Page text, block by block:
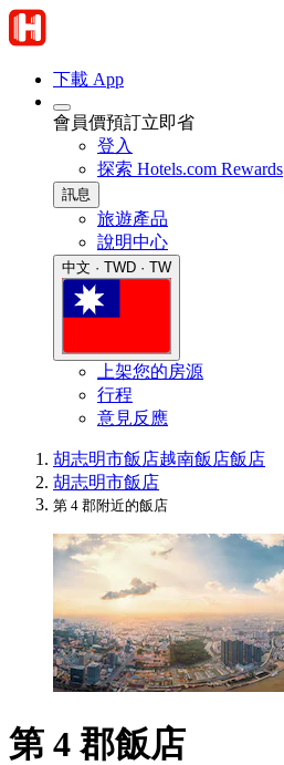
下載 App
會員價預訂立即省
登入
探索 Hotels.com Rewards
訊息
旅遊產品
說明中心
中文 · TWD · TW
上架您的房源
行程
意見反應
胡志明市飯店越南飯店飯店
胡志明市飯店
第 4 郡附近的飯店
第 4 郡飯店